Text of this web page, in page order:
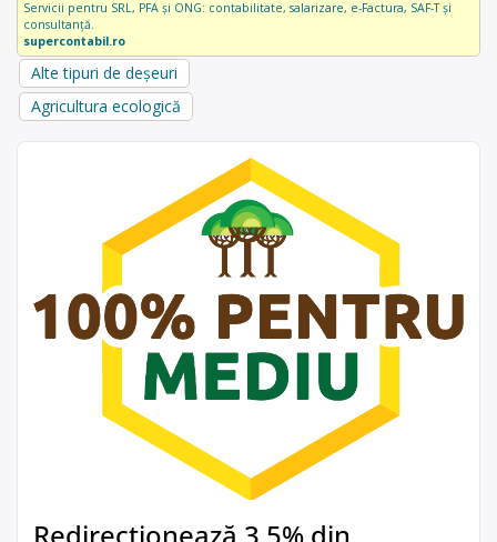
Servicii pentru SRL, PFA și ONG: contabilitate, salarizare, e-Factura, SAF-T și
consultanță.
supercontabil.ro
Alte tipuri de deșeuri
Agricultura ecologică